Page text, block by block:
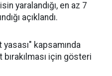
yaralandığı, en az 7
açıklandı.
kapsamında
için gösteri